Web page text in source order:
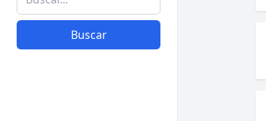
Buscar